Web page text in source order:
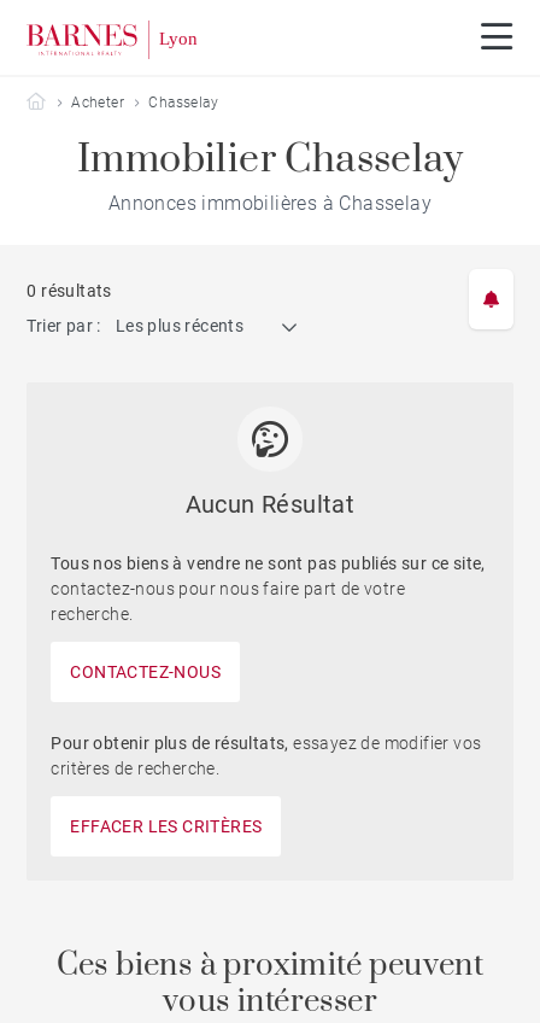
Barnes Lyon
Acheter Chasselay
Immobilier Chasselay
Annonces immobilières à Chasselay
0 résultats
Trier par :
Les plus récents
Aucun Résultat
Tous nos biens à vendre ne sont pas publiés sur ce site,
contactez-nous pour nous faire part de votre
recherche.
CONTACTEZ-NOUS
Pour obtenir plus de résultats,essayez de modifier vos
critères de recherche.
EFFACER LES CRITÈRES
Ces biens à proximité peuvent
vous intéresser